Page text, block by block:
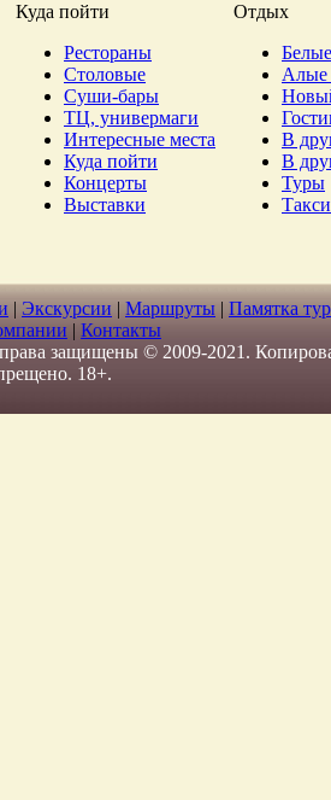
Куда пойти
Отдых
Рестораны
Столовые
Суши-бары
ТЦ, универмаги
Интересные места
Куда пойти
Концерты
Выставки
Алые
В
В
Туры
Такси
| Экскурсии | Маршруты | Памятка
| Контакты
защищены © 2009-2021.
18+.